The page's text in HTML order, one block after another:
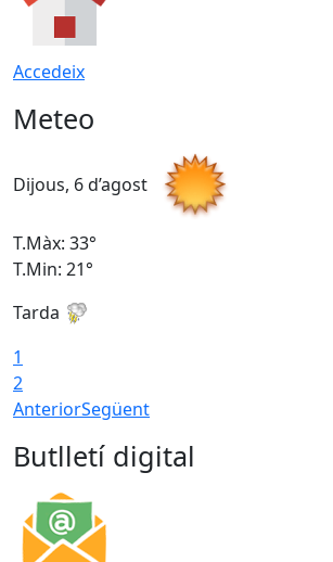
Accedeix
Meteo
Dijous, 6 d’agost
T.Màx: 33°
T.Min: 21°
Tarda
1
2
AnteriorSegüent
Butlletí digital